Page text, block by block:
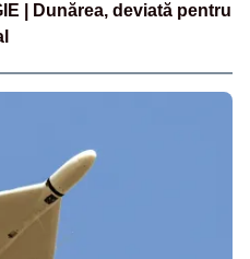
| Dunărea, deviată pentru